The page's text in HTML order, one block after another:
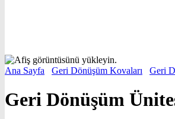
Ana Sayfa Geri Dönüşüm Kovaları Geri
Geri Dönüşüm